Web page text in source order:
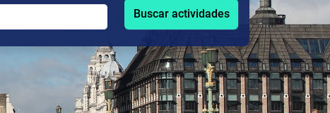
Buscar actividades